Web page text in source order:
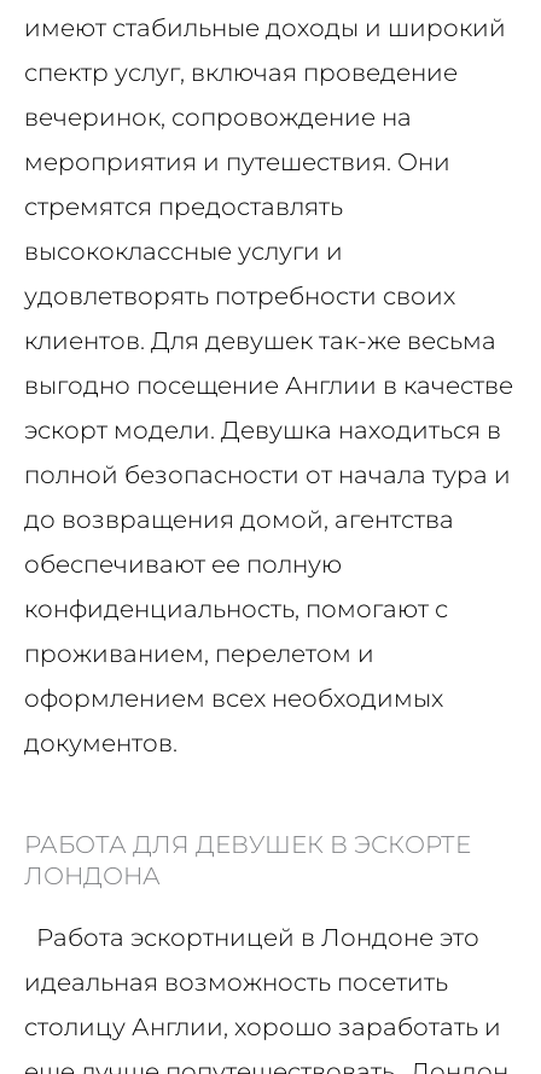
имеют стабильные доходы и широкий
спектр услуг, включая проведение
вечеринок, сопровождение на
мероприятия и путешествия. Они
стремятся предоставлять
высококлассные услуги и
удовлетворять потребности своих
клиентов. Для девушек так-же весьма
выгодно посещение Англии в качестве
эскорт модели. Девушка находиться в
полной безопасности от начала тура и
до возвращения домой, агентства
обеспечивают ее полную
конфиденциальность, помогают с
проживанием, перелетом и
оформлением всех необходимых
документов.
РАБОТА ДЛЯ ДЕВУШЕК В ЭСКОРТЕ
ЛОНДОНА
Работа эскортницей в Лондоне это
идеальная возможность посетить
столицу Англии, хорошо заработать и